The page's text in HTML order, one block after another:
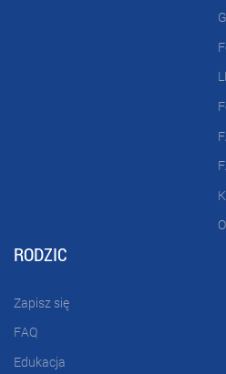
RODZIC
Zapisz się
FAQ
Edukacja